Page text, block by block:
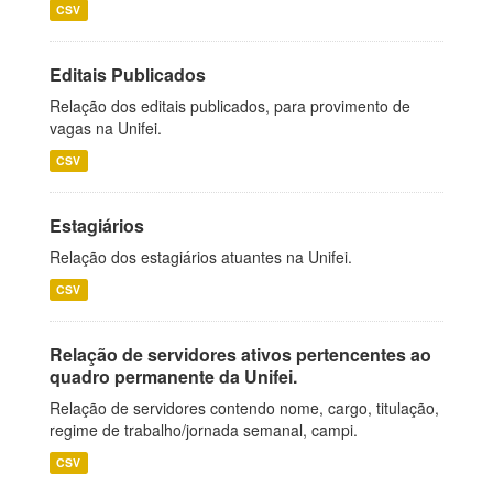
CSV
Editais Publicados
Relação dos editais publicados, para provimento de
vagas na Unifei.
CSV
Estagiários
Relação dos estagiários atuantes na Unifei.
CSV
Relação de servidores ativos pertencentes ao
quadro permanente da Unifei.
Relação de servidores contendo nome, cargo, titulação,
regime de trabalho/jornada semanal, campi.
CSV